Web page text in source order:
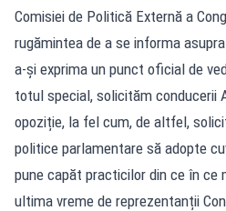
Comisiei de Politică Externă a
rugămintea de a se informa
a-și exprima un punct oficial de
totul special, solicităm conducerii
opoziție, la fel cum, de altfel,
politice parlamentare să adopte
pune capăt practicilor din ce în ce
ultima vreme de reprezentanții